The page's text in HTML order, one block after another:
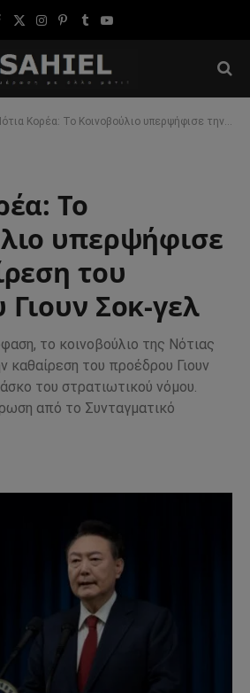
X
Instagram
Pinterest
TumblrYouTube
Κορέα: Το Κοινοβούλιο υπερψήφισε την καθαίρεση του προέδρου Γιουν Σοκ-γελ
Το
υπερψήφισε
του
Σοκ-γελ
το κοινοβούλιο της Νότιας
καθαίρεση του προέδρου Γιουν
του στρατιωτικού νόμου.
από το Συνταγματικό